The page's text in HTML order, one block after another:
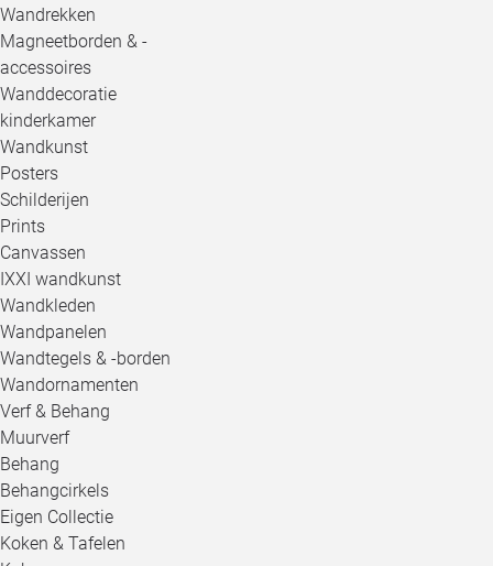
Wandrekken
Magneetborden & -
accessoires
Wanddecoratie
kinderkamer
Wandkunst
Posters
Schilderijen
Prints
Canvassen
IXXI wandkunst
Wandkleden
Wandpanelen
Wandtegels & -borden
Wandornamenten
Verf & Behang
Muurverf
Behang
Behangcirkels
Eigen Collectie
Koken & Tafelen